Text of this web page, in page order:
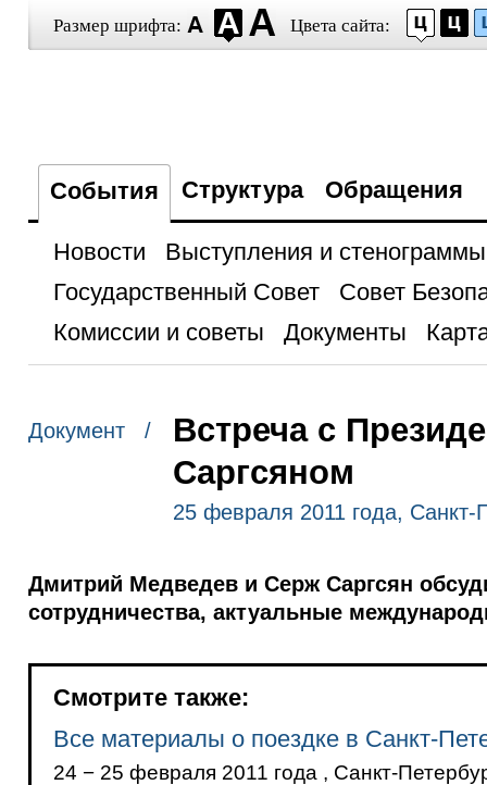
Размер шрифта: Цвета сайта:
События Структура Обращения
Новости
Выступления и стенограммы
Государственный Совет
Совет
Комиссии и советы
Документы
Документ /
Встреча с
Саргсяном
25 февраля 2011 года, Санкт-
Дмитрий Медведев и Серж Саргсян
сотрудничества, актуальные
Смотрите также:
Все материалы о поездке в Санкт-
24 − 25 февраля 2011 года , Санкт-